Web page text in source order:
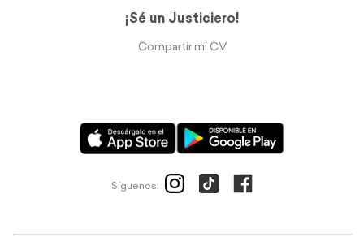
¡Sé un Justiciero!
Compartir mi CV
Síguenos: